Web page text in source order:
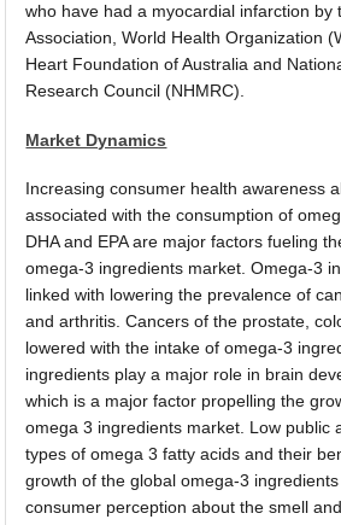
who have had a myocardial infarction by
Association, World Health Organization
Heart Foundation of Australia and
Research Council (NHMRC).
Market Dynamics
Increasing consumer health awareness
associated with the consumption of
DHA and EPA are major factors fueling
omega-3 ingredients market. Omega-3
linked with lowering the prevalence of
and arthritis. Cancers of the prostate,
lowered with the intake of omega-3
ingredients play a major role in brain
which is a major factor propelling the
omega 3 ingredients market. Low public
types of omega 3 fatty acids and their
growth of the global omega-3
consumer perception about the smell